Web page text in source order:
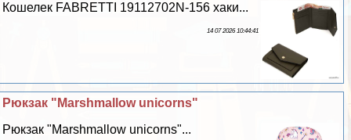
Кошелек FABRETTI 19112702N-156 хаки...
14 07 2026 10:44:41
Рюкзак "Marshmallow unicorns"
Рюкзак "Marshmallow unicorns"...